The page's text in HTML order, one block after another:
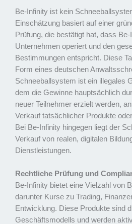
Be-Infinity ist kein
Einschätzung basiert auf einer
Prüfung, die bestätigt hat, dass
Unternehmen operiert und den
Bestimmungen entspricht. Diese
Form eines deutschen
Schneeballsystem ist ein illegales
dem die Gewinne hauptsächlich
neuer Teilnehmer erzielt werden,
Verkauf tatsächlicher Produkte
Bei Be-Infinity hingegen liegt der
Verkauf von realen, digitalen
Dienstleistungen.
Rechtliche Prüfung und
Be-Infinity bietet eine Vielzahl von
darunter Kurse zu Trading,
Entwicklung. Diese Produkte sind
Geschäftsmodells und werden